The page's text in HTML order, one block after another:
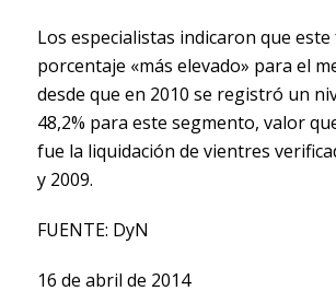
Los especialistas indicaron que este
porcentaje «más elevado» para el
desde que en 2010 se registró un
48,2% para este segmento, valor
fue la liquidación de vientres
y 2009.
FUENTE: DyN
16 de abril de 2014